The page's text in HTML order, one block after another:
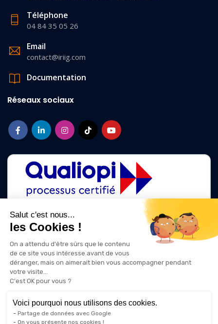
Salut c'est nous...
les Cookies !
On a attendu d'être sûrs que le contenu
de ce site vous intéresse avant de vous
déranger, mais on aimerait bien vous accompagner pendant
votre visite...
C'est OK pour vous ?
Voici pourquoi nous utilisons des cookies.
Partage de données avec Google
On vous présente nos cookies !
Téléphone
04 84 35 05 26
Email
contact@iriig.com
Documentation
Réseaux sociaux
La certification qualité a été délivrée au titre des catégories d'action
ACTIONS DE FORMATION
ACTIONS DE FORMATION PAR APPRENTISSAGE